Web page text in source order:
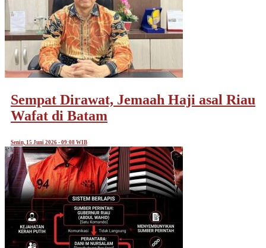
Sempat Dirawat, Jemaah Haji asal Riau
Wafat di Batam
Senin, 15 Juni 2026 - 09:08 WIB